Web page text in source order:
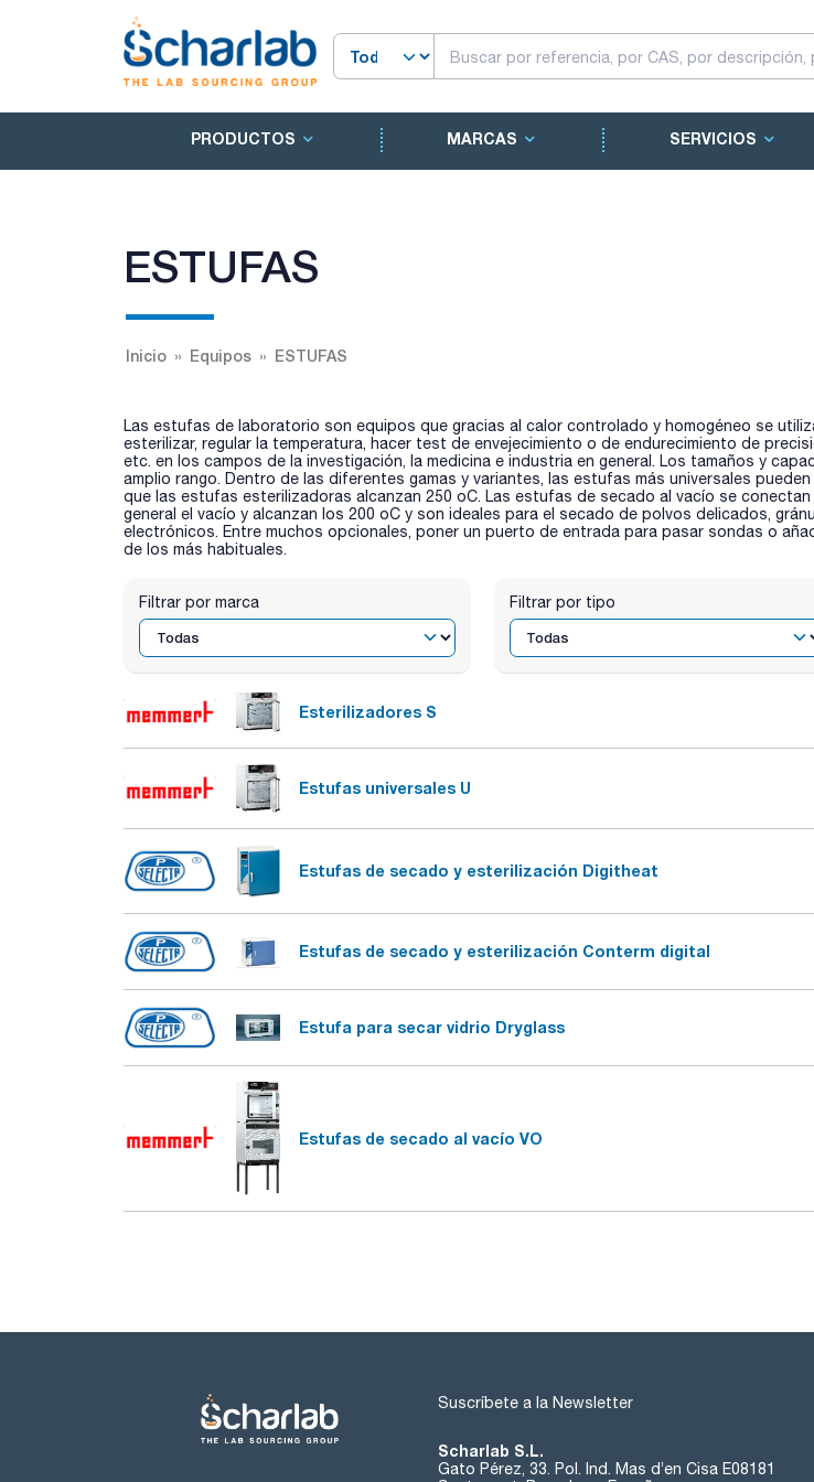
PRODUCTOS MARCAS SERVICIOS
ESTUFAS
Inicio Equipos ESTUFAS
Las estufas de laboratorio son equipos que gracias al calor controlado y homogéneo se
esterilizar, regular la temperatura, hacer test de envejecimiento o de endurecimiento de
etc. en los campos de la investigación, la medicina e industria en general. Los tamaños y
amplio rango. Dentro de las diferentes gamas y variantes, las estufas más universales
que las estufas esterilizadoras alcanzan 250 oC. Las estufas de secado al vacío se
general el vacío y alcanzan los 200 oC y son ideales para el secado de polvos delicados,
electrónicos. Entre muchos opcionales, poner un puerto de entrada para pasar sondas o
de los más habituales.
Filtrar por marca Filtrar por tipo
Esterilizadores S
Estufas universales U
Estufas de secado y esterilización Digitheat
Estufas de secado y esterilización Conterm digital
Estufa para secar vidrio Dryglass
Estufas de secado al vacío VO
Suscríbete a la Newsletter
Scharlab S.L.
Gato Pérez, 33. Pol. Ind. Mas d’en Cisa E08181